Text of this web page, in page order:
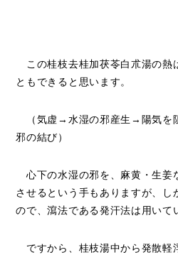
この桂枝去桂加茯苓白朮湯の熱
ともできると思います。
（気虚→水湿の邪産生→陽気を
邪の結び）
心下の水湿の邪を、麻黄・生姜
させるという手もありますが、
し
ので、瀉法である発汗法は用いて
ですから、桂枝湯中から発散軽